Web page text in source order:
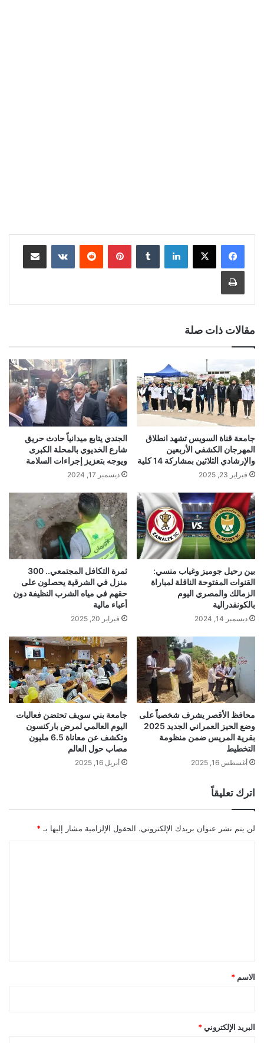
لينكدإن بينتيريست
مقالات ذات صلة
جامعة قناة السويس تشهد انطلاق
المهرجان الكشفي الأربعين
والإرشادي الثلاثين بمشاركة 14 كلية
فبراير 23, 2025
الجندي يتابع ميدانياً حادث حريق
شارع الخديوي بالمحلة الكبرى
ويوجه بتعزيز إجراءات السلامة
ديسمبر 17, 2024
بين رحيل جوميز وغياب منسي:
القنوات المفتوحة الناقلة لمباراة
الزمالك والمصري اليوم
بالكونفدرالية
ديسمبر 14, 2024
ثمرة التكافل المجتمعي.. 300
منزل في الشرقية يحصلون على
حقهم في مياه الشرب النظيفة دون
أعباء مالية
فبراير 20, 2025
محافظ الأقصر يشرف شخصياً على
وضع الحيز العمراني الجديد 2025
بقرية المريس ضمن منظومة
التخطيط
أغسطس 16, 2025
جامعة بني سويف تحتضن فعاليات
اليوم العالمي لمرض باركنسون
وتكشف عن معاناة 6.5 مليون
مصاب حول العالم
أبريل 16, 2025
اترك تعليقاً
لن يتم نشر عنوان بريدك الإلكتروني. الحقول الإلزامية مشار إليها بـ *
*
الاسم *
البريد الإلكتروني *